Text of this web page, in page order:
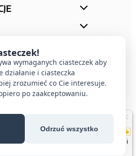
| All rights reserved
wymaganych ciasteczek aby
i ciasteczka
zrozumieć co Cie interesuje.
po zaakceptowaniu.
Odrzuć wszystko